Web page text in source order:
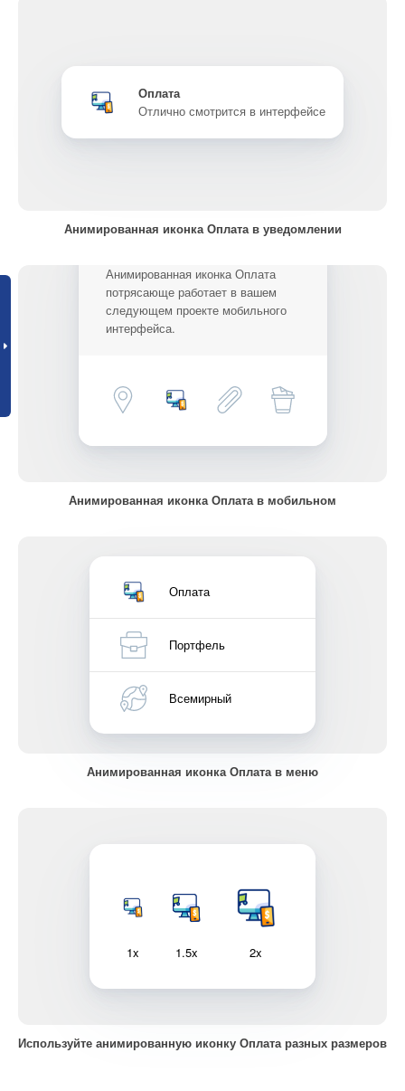
Оплата
Отлично смотрится в интерфейсе
Анимированная иконка Оплата в уведомлении
Анимированная иконка Оплата
потрясающе работает в вашем
следующем проекте мобильного
интерфейса.
Анимированная иконка Оплата в мобильном
Оплата
Портфель
Всемирный
Анимированная иконка Оплата в меню
1x 1.5x 2x
Используйте анимированную иконку Оплата разных размеров